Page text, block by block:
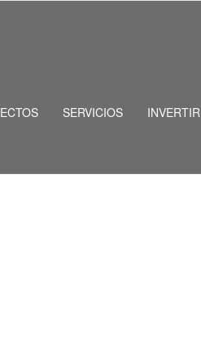
SERVICIOS INVERTIR
INGRESADO